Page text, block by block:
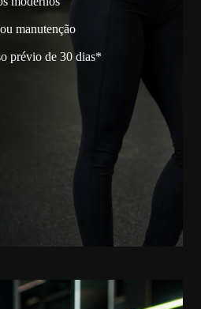
manutenção
prévio de 30 dias*